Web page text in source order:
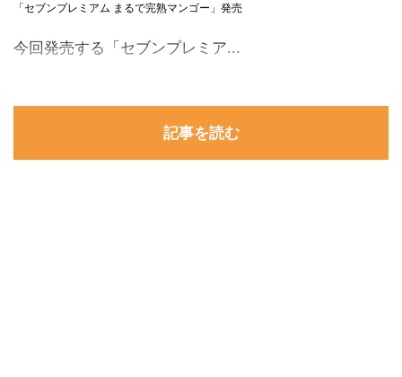
「セブンプレミアム まるで完熟マンゴー」発売
今回発売する「セブンプレミア...
記事を読む